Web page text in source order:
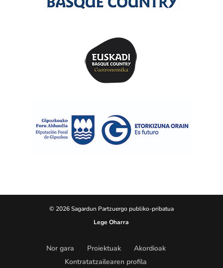
© 2026 Sagardun Partzuergo publiko-pribatua
Lege Oharra
Nor gara Proiektuak
Akordioak
Kontratatzailearen profila